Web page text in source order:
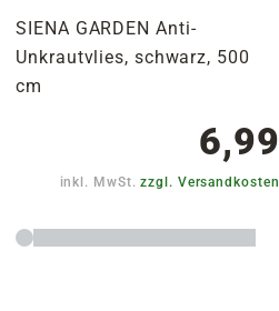
SIENA GARDEN Anti-
Unkrautvlies, schwarz, 500
cm
6,99
inkl. MwSt.zzgl. Versandkosten